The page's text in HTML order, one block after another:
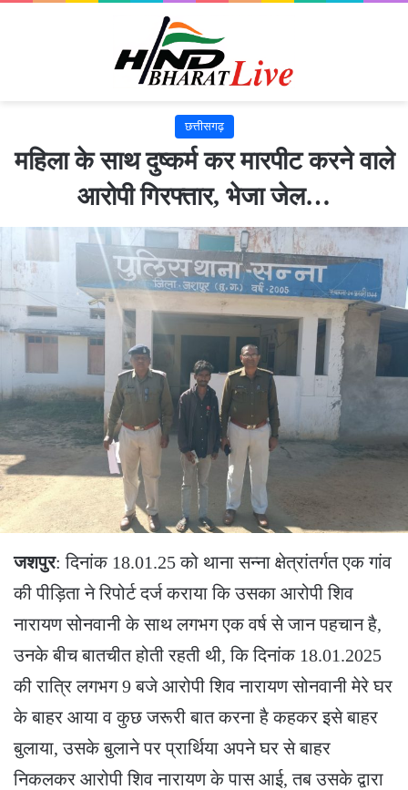
छत्तीसगढ़
महिला के साथ दुष्कर्म कर मारपीट करने वाले
आरोपी गिरफ्तार, भेजा जेल…
जशपुर: दिनांक 18.01.25 को थाना सन्ना क्षेत्रांतर्गत एक गांव
की पीड़िता ने रिपोर्ट दर्ज कराया कि उसका आरोपी शिव
नारायण सोनवानी के साथ लगभग एक वर्ष से जान पहचान है,
उनके बीच बातचीत होती रहती थी, कि दिनांक 18.01.2025
की रात्रि लगभग 9 बजे आरोपी शिव नारायण सोनवानी मेरे घर
के बाहर आया व कुछ जरूरी बात करना है कहकर इसे बाहर
बुलाया, उसके बुलाने पर प्रार्थिया अपने घर से बाहर
निकलकर आरोपी शिव नारायण के पास आई, तब उसके द्वारा